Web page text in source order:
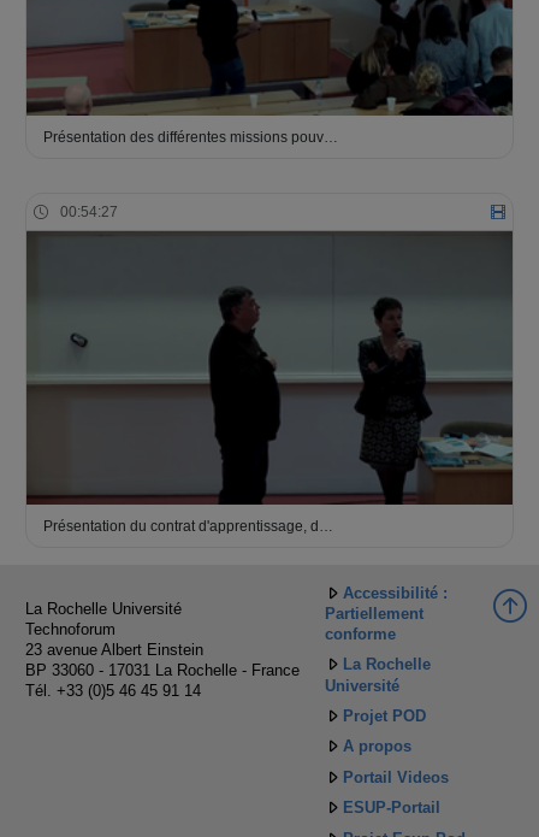
Présentation des différentes missions pouv…
00:54:27
Présentation du contrat d'apprentissage, d…
La Rochelle Université
Technoforum
23 avenue Albert Einstein
BP 33060 - 17031 La Rochelle - France
Tél. +33 (0)5 46 45 91 14
Accessibilité :
Partiellement
conforme
La Rochelle
Université
Projet POD
A propos
Portail Videos
ESUP-Portail